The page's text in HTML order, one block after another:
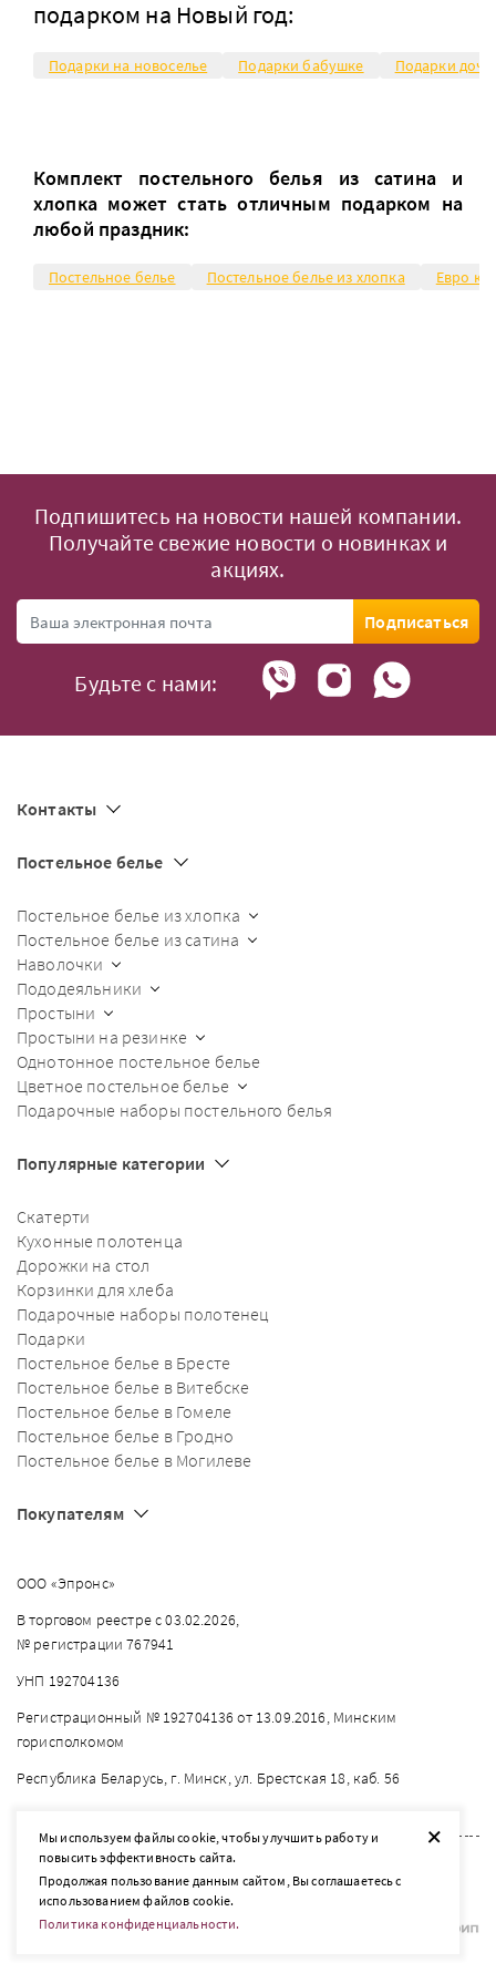
подарком на Новый год:
Подарки на новоселье Подарки бабушке Подарки
Комплект постельного белья из сатина и
хлопка может стать отличным подарком на
любой праздник:
Постельное белье Постельное белье из хлопка Евро
+
Мы используем файлы cookie, чтобы улучшить работу и
повысить эффективность сайта.
Продолжая пользование данным сайтом, Вы соглашаетесь с
использованием файлов cookie.
Политика конфиденциальности.
Подпишитесь на новости нашей компании.
Получайте свежие новости о новинках и
акциях.
Подписаться
Будьте с нами:
Контакты
Постельное белье
Постельное белье из хлопка
Постельное белье из сатина
Наволочки
Пододеяльники
Простыни
Простыни на резинке
Однотонное постельное белье
Цветное постельное белье
Подарочные наборы постельного белья
Популярные категории
Скатерти
Кухонные полотенца
Дорожки на стол
Корзинки для хлеба
Подарочные наборы полотенец
Подарки
Постельное белье в Бресте
Постельное белье в Витебске
Постельное белье в Гомеле
Постельное белье в Гродно
Постельное белье в Могилеве
Покупателям
ООО «Эпронс»
В торговом реестре с 03.02.2026,
№ регистрации 767941
УНП 192704136
Регистрационный № 192704136 от 13.09.2016, Минским
горисполкомом
Республика Беларусь, г. Минск, ул. Брестская 18, каб. 56
2026 © listelle.by
Разработка сайта — SLAM